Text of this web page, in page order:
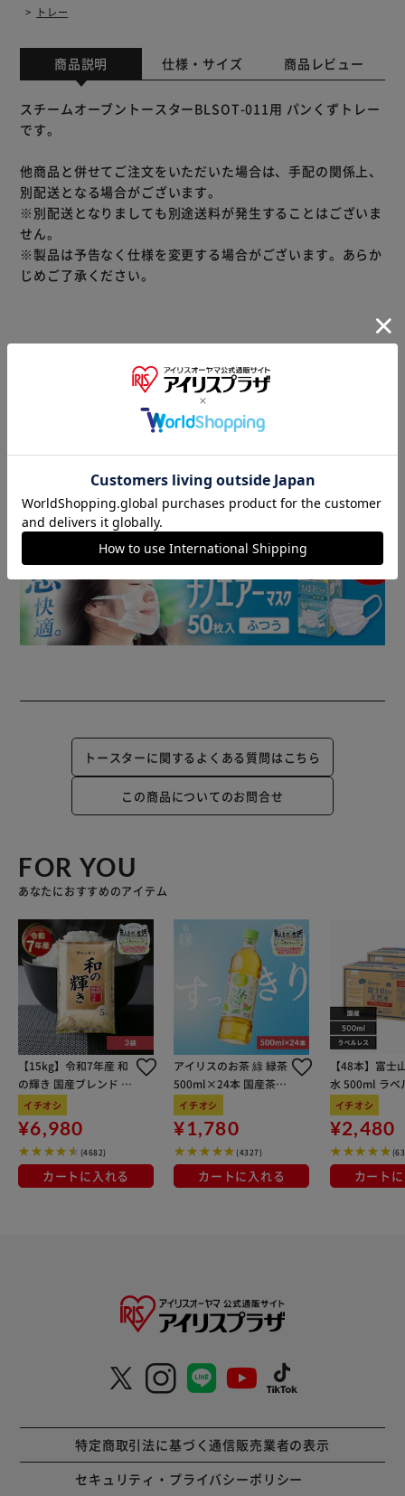
トレー
商品説明 仕様・サイズ 商品レビュー
スチームオーブントースターBLSOT-011用 パンくずトレー
です。
他商品と併せてご注文をいただいた場合は、手配の関係上、
別配送となる場合がございます。
※別配送となりましても別途送料が発生することはございま
せん。
※製品は予告なく仕様を変更する場合がございます。あらか
じめご了承ください。
▼ 食品・飲料おすすめ ▼
トースターに関するよくある質問はこちら
この商品についてのお問合せ
FOR YOU
あなたにおすすめのアイテム
【15kg】令和7年産 和
の輝き 国産ブレンド 5
kg×3袋
イチオシ
¥6,980
(4682)
カートに入れる
アイリスのお茶 綠 緑茶
500ml×24本 国産茶葉
100％使用
イチオシ
¥1,780
(4327)
カートに入れる
【48本】富士
水 500ml ラベ
イチオシ
¥2,480
カート
特定商取引法に基づく通信販売業者の表示
セキュリティ・プライバシーポリシー